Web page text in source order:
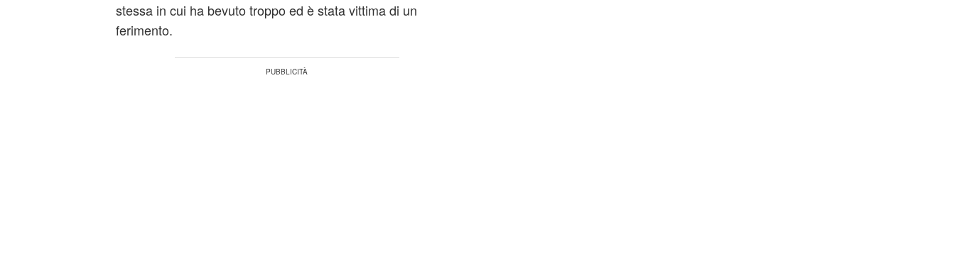
stessa in cui ha bevuto troppo ed è stata vittima di un
ferimento.